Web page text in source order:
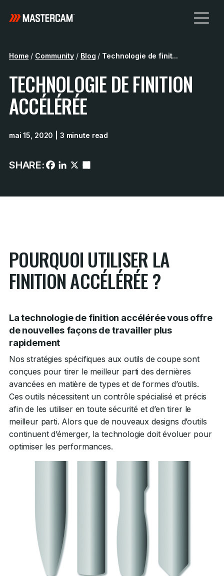
Home / Community / Blog / Technologie de finit...
TECHNOLOGIE DE FINITION
ACCÉLÉRÉE
mai 15, 2020 | 3 minute read
SHARE:
POURQUOI UTILISER LA
FINITION ACCÉLÉRÉE ?
La technologie de finition accélérée vous offre
de nouvelles façons de travailler plus
rapidement
Nos stratégies spécifiques aux outils de coupe sont
conçues pour tirer le meilleur parti des dernières
avancées en matière de types et de formes d’outils.
Ces outils nécessitent un contrôle spécialisé et précis
afin de les utiliser en toute sécurité et d’en tirer le
meilleur parti. Alors que de nouveaux designs d’outils
continuent d’émerger, la technologie doit évoluer pour
optimiser les performances.